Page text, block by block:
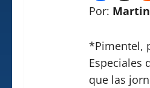
Por:
*Pimentel,
Especiales
que las